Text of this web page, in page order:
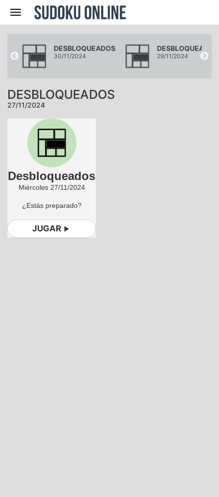
Navegación
DESBLOQUEADOS
30/11/2024
DESBLOQUEADOS
29/11/2024
DESBLOQUEADOS
27/11/2024
Desbloqueados
Miércoles 27/11/2024
¿Estás preparado?
JUGAR